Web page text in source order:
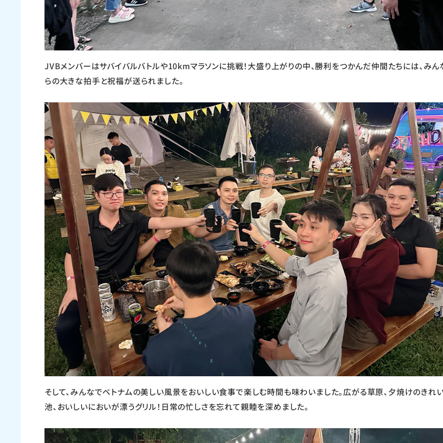
JVBメンバーはサバイバルバトルや10kmマラソンに挑戦！大盛り上がりの中、勝利をつかんだ仲間たちには、みん
らの大きな拍手と祝福が送られました。
そして、みんなでベトナムの美しい風景をおいしい食事で楽しむ時間も味わいました。広がる草原、夕焼けのきれ
池、おいしいにおいが漂うグリル！日常の忙しさを忘れて親睦を深めました。